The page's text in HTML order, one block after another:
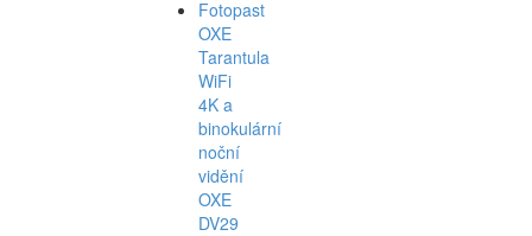
Fotopast
OXE
Tarantula
WiFi
4K a
binokulární
noční
vidění
OXE
DV29